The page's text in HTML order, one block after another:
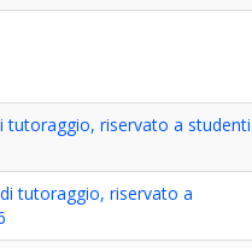
tutoraggio, riservato a studenti
tutoraggio, riservato a